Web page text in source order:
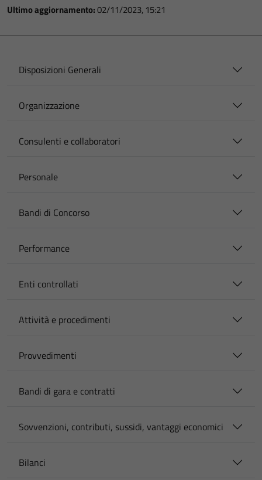
Ultimo aggiornamento:02/11/2023, 15:21
Disposizioni Generali
Organizzazione
Consulenti e collaboratori
Personale
Bandi di Concorso
Performance
Enti controllati
Attività e procedimenti
Provvedimenti
Bandi di gara e contratti
Sovvenzioni, contributi, sussidi, vantaggi economici
Bilanci